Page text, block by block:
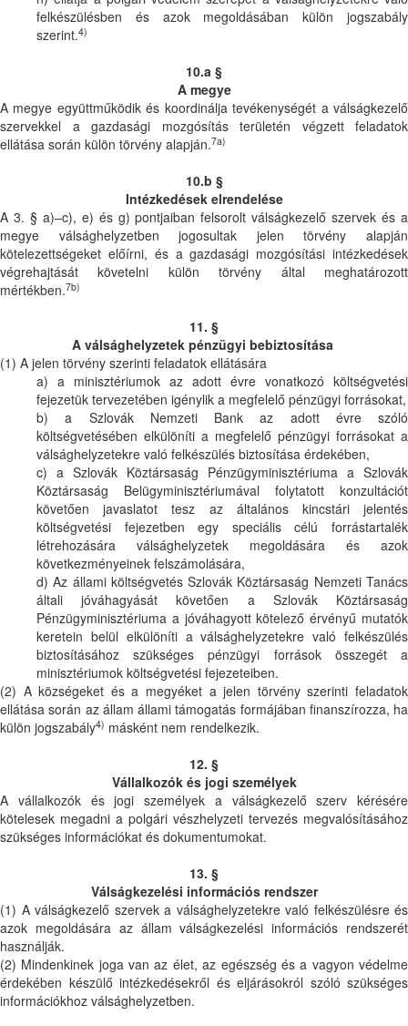
felkészülésben és azok megoldásában külön jogszabály
szerint.4)
10.a §
A megye
A megye együttműködik és koordinálja tevékenységét a válságkezelő
szervekkel a gazdasági mozgósítás területén végzett feladatok
ellátása során külön törvény alapján.7a)
10.b §
Intézkedések elrendelése
A 3. § a)–c), e) és g) pontjaiban felsorolt válságkezelő szervek és a
megye válsághelyzetben jogosultak jelen törvény alapján
kötelezettségeket előírni, és a gazdasági mozgósítási intézkedések
végrehajtását követelni külön törvény által meghatározott
mértékben.7b)
11. §
A válsághelyzetek pénzügyi bebiztosítása
(1) A jelen törvény szerinti feladatok ellátására
a) a minisztériumok az adott évre vonatkozó költségvetési
fejezetük tervezetében igénylik a megfelelő pénzügyi forrásokat,
b) a Szlovák Nemzeti Bank az adott évre szóló
költségvetésében elkülöníti a megfelelő pénzügyi forrásokat a
válsághelyzetekre való felkészülés biztosítása érdekében,
c) a Szlovák Köztársaság Pénzügyminisztériuma a Szlovák
Köztársaság Belügyminisztériumával folytatott konzultációt
követően javaslatot tesz az általános kincstári jelentés
költségvetési fejezetben egy speciális célú forrástartalék
létrehozására válsághelyzetek megoldására és azok
következményeinek felszámolására,
d) Az állami költségvetés Szlovák Köztársaság Nemzeti Tanács
általi jóváhagyását követően a Szlovák Köztársaság
Pénzügyminisztériuma a jóváhagyott kötelező érvényű mutatók
keretein belül elkülöníti a válsághelyzetekre való felkészülés
biztosításához szükséges pénzügyi források összegét a
minisztériumok költségvetési fejezeteiben.
(2) A községeket és a megyéket a jelen törvény szerinti feladatok
ellátása során az állam állami támogatás formájában finanszírozza, ha
külön jogszabály4) másként nem rendelkezik.
12. §
Vállalkozók és jogi személyek
A vállalkozók és jogi személyek a válságkezelő szerv kérésére
kötelesek megadni a polgári vészhelyzeti tervezés megvalósításához
szükséges információkat és dokumentumokat.
13. §
Válságkezelési információs rendszer
(1) A válságkezelő szervek a válsághelyzetekre való felkészülésre és
azok megoldására az állam válságkezelési információs rendszerét
használják.
(2) Mindenkinek joga van az élet, az egészség és a vagyon védelme
érdekében készülő intézkedésekről és eljárásokról szóló szükséges
információkhoz válsághelyzetben.